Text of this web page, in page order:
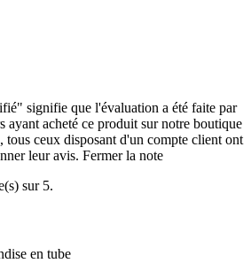
signifie que l'évaluation a été faite par
ayant acheté ce produit sur notre boutique
tous ceux disposant d'un compte client ont
leur avis. Fermer la note
sur 5.
en tube